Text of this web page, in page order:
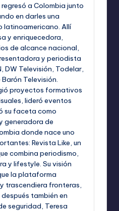
a Colombia junto
en darles una
latinoamericano. Allí
y enriquecedora,
de alcance nacional,
y periodista
DW Televisión, Todelar,
Televisión.
proyectos formativos
lideró eventos
su faceta como
generadora de
donde nace uno
Revista Like, un
combina periodismo,
y lifestyle. Su visión
la plataforma
trascendiera fronteras,
también en
seguridad, Teresa